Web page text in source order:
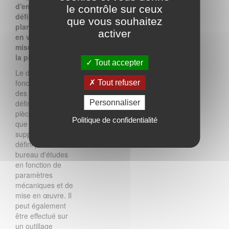
d'empilement
définies par le
plan de drapage,
en vue de la
mise en forme de
la pièce.
Le drapage est
fonction du cahier
des charges
définissant la
pièce et les efforts
que celle-ci doit
supporter. Il est
défini par le
bureau d'études
en fonction de
paramètres
mécaniques et de
mise en œuvre. Il
peut également
être effectué sur
un outillage
le contrôle sur ceux
que vous souhaitez
activer
Tout accepter
Tout refuser
Personnaliser
Politique de confidentialité